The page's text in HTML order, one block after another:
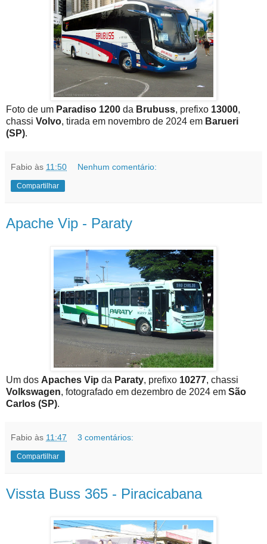
Foto de um Paradiso 1200 da Brubuss, prefixo 13000,
chassi Volvo, tirada em novembro de 2024 em Barueri
(SP).
Fabio às 11:50 Nenhum comentário:
Compartilhar
Apache Vip - Paraty
Um dos Apaches Vip da Paraty, prefixo 10277, chassi
Volkswagen, fotografado em dezembro de 2024 em São
Carlos (SP).
Fabio às 11:47 3 comentários:
Compartilhar
Vissta Buss 365 - Piracicabana